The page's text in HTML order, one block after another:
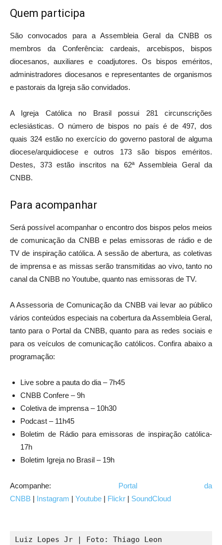
Quem participa
São convocados para a Assembleia Geral da CNBB os
membros da Conferência: cardeais, arcebispos, bispos
diocesanos, auxiliares e coadjutores. Os bispos eméritos,
administradores diocesanos e representantes de organismos
e pastorais da Igreja são convidados.
A Igreja Católica no Brasil possui 281 circunscrições
eclesiásticas. O número de bispos no país é de 497, dos
quais 324 estão no exercício do governo pastoral de alguma
diocese/arquidiocese e outros 173 são bispos eméritos.
Destes, 373 estão inscritos na 62ª Assembleia Geral da
CNBB.
Para acompanhar
Será possível acompanhar o encontro dos bispos pelos meios
de comunicação da CNBB e pelas emissoras de rádio e de
TV de inspiração católica. A sessão de abertura, as coletivas
de imprensa e as missas serão transmitidas ao vivo, tanto no
canal da CNBB no Youtube, quanto nas emissoras de TV.
A Assessoria de Comunicação da CNBB vai levar ao público
vários conteúdos especiais na cobertura da Assembleia Geral,
tanto para o Portal da CNBB, quanto para as redes sociais e
para os veículos de comunicação católicos. Confira abaixo a
programação:
Live sobre a pauta do dia – 7h45
CNBB Confere – 9h
Coletiva de imprensa – 10h30
Podcast – 11h45
Boletim de Rádio para emissoras de inspiração católica-
17h
Boletim Igreja no Brasil – 19h
Acompanhe: Portal da
CNBB | Instagram | Youtube | Flickr | SoundCloud
Luiz Lopes Jr | Foto: Thiago Leon